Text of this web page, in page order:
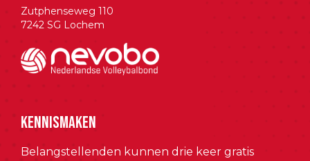
Zutphenseweg 110
7242 SG Lochem
Kennismaken
Belangstellenden kunnen drie keer gratis